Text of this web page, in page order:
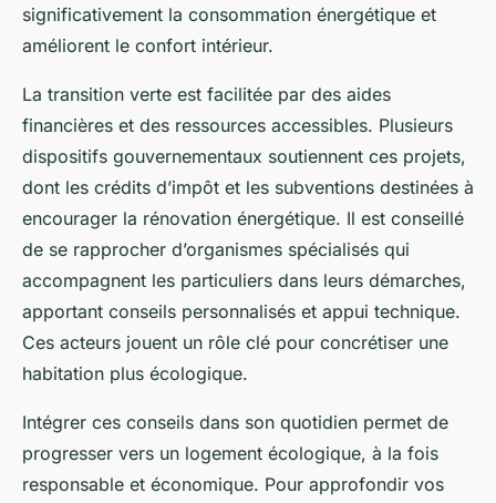
significativement la consommation énergétique et
améliorent le confort intérieur.
La transition verte est facilitée par des aides
financières et des ressources accessibles. Plusieurs
dispositifs gouvernementaux soutiennent ces projets,
dont les crédits d’impôt et les subventions destinées à
encourager la rénovation énergétique. Il est conseillé
de se rapprocher d’organismes spécialisés qui
accompagnent les particuliers dans leurs démarches,
apportant conseils personnalisés et appui technique.
Ces acteurs jouent un rôle clé pour concrétiser une
habitation plus écologique.
Intégrer ces conseils dans son quotidien permet de
progresser vers un logement écologique, à la fois
responsable et économique. Pour approfondir vos